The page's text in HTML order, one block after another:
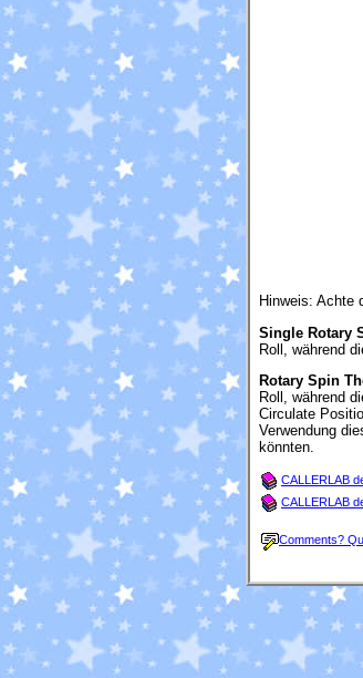
Hinweis: Achte
Single Rotary
Roll, während
Rotary Spin
Roll, während
Circulate
Verwendung
könnten.
CALLERLAB
CALLERLAB
Comments?